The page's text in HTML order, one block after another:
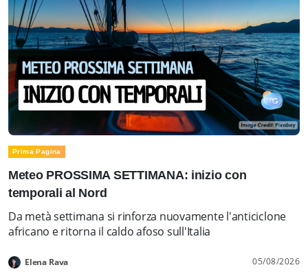
Prima Pagina
Meteo PROSSIMA SETTIMANA: inizio con
temporali al Nord
Da metà settimana si rinforza nuovamente l'anticiclone
africano e ritorna il caldo afoso sull'Italia
Elena Rava 05/08/2026